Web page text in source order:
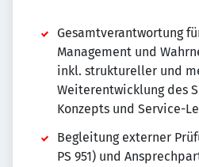
Gesamtverantwortung
Management und
inkl. struktureller und
Weiterentwicklung des
Konzepts und Service-
Begleitung externer
PS 951) und